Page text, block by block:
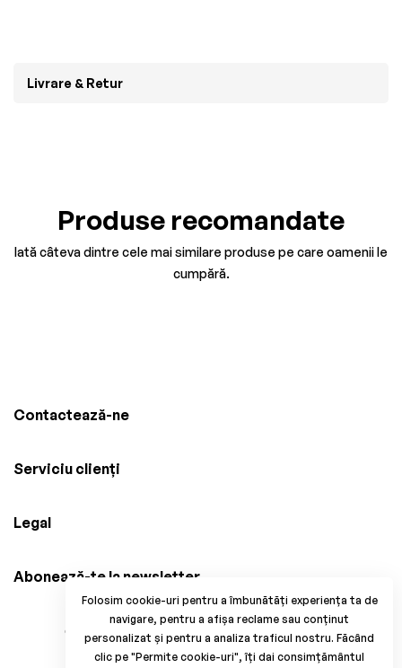
Livrare & Retur
Produse recomandate
Iată câteva dintre cele mai similare produse pe care oamenii le
cumpără.
Contactează-ne
Serviciu clienți
Legal
Abonează-te la newsletter
© 2025 Brico Mania, CUI: 38034914, Reg. Com.
J33/1371/2017. All Rights Reserved.
Folosim cookie-uri pentru a îmbunătăți experiența ta de
navigare, pentru a afișa reclame sau conținut
personalizat și pentru a analiza traficul nostru. Făcând
clic pe "Permite cookie-uri", îți dai consimțământul